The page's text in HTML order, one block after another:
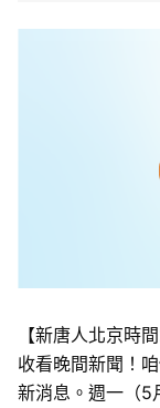
【新唐人北京時
收看晚間新聞！
新消息。週一（5